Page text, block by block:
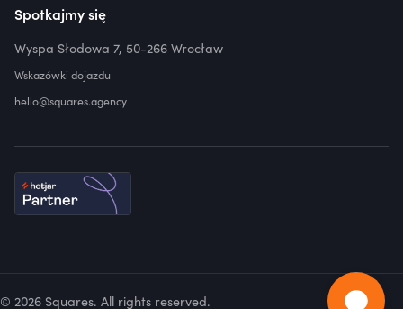
Spotkajmy się
Wyspa Słodowa 7, 50-266 Wrocław
Wskazówki dojazdu
hello@squares.agency
© 2026 Squares. All rights reserved.